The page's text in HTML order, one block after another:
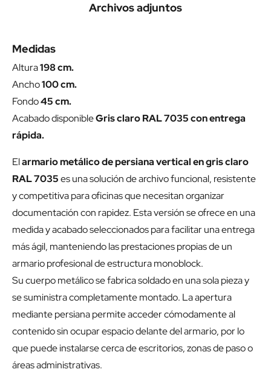
Archivos adjuntos
Medidas
Altura198 cm.
Ancho100 cm.
Fondo45 cm.
Acabado disponibleGris claro RAL 7035 con entrega
rápida.
Elarmario metálico de persiana vertical en gris claro
RAL 7035es una solución de archivo funcional, resistente
y competitiva para oficinas que necesitan organizar
documentación con rapidez. Esta versión se ofrece en una
medida y acabado seleccionados para facilitar una entrega
más ágil, manteniendo las prestaciones propias de un
armario profesional de estructura monoblock.
Su cuerpo metálico se fabrica soldado en una sola pieza y
se suministra completamente montado. La apertura
mediante persiana permite acceder cómodamente al
contenido sin ocupar espacio delante del armario, por lo
que puede instalarse cerca de escritorios, zonas de paso o
áreas administrativas.